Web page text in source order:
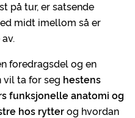
på tur, er satsende
midt imellom så er
foredragsdel og en
vil ta for seg hestens
funksjonelle anatomi og
hos rytterog hvordan